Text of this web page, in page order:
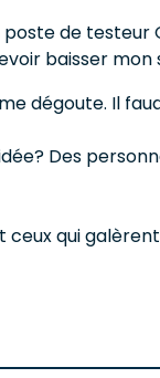
de
baisser
dégoute. Il
Des
ceux qui